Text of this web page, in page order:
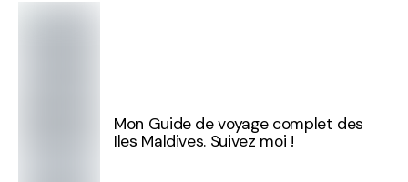
Mon Guide de voyage complet des
Iles Maldives. Suivez moi !